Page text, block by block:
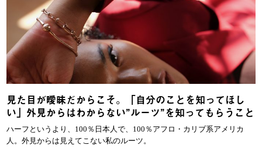
見た目が曖昧だからこそ。「自分のことを知ってほし
い」外見からはわからない”ルーツ”を知ってもらうこと
ハーフというより、100％日本人で、100％アフロ・カリブ系アメリカ
人。外見からは見えてこない私のルーツ。